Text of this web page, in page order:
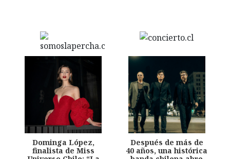
Dominga López,
finalista de Miss
Después de más de
40 años, una histórica